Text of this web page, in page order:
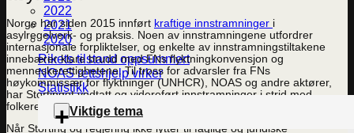
2022
2021
2020
Rikets tilstand oppsummert
NOAS rettshjelp virker
Statistikk
Viktige tema
Norge har siden 2015 innført kraftige innstramninger i
asylregelverk- og praksis. Noen av innstramningene utfordrer
internasjonale forpliktelser, og enkelte av innstramningstiltakene
innebærer klare brudd med FNs flyktningkonvensjon og
menneskerettighetene. Til tross for advarsler fra FNs
høykommissær for flyktninger (UNHCR), NOAS og andre aktører,
har Stortinget vedtatt og videreført innstramninger i strid med
folkeretten.
Når Storting og regjering ikke lytter til faglige og juridiske